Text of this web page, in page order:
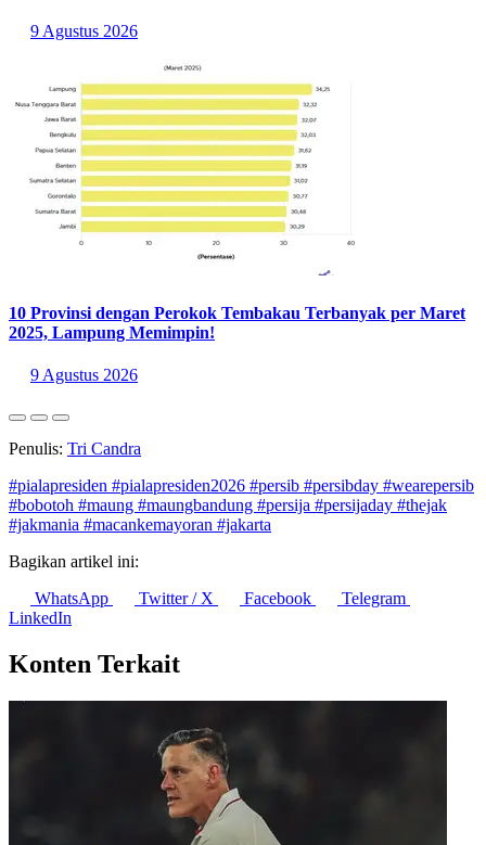
9 Agustus 2026
10 Provinsi dengan Perokok Tembakau Terbanyak per Maret
2025, Lampung Memimpin!
9 Agustus 2026
Penulis: Tri Candra
#pialapresiden #pialapresiden2026 #persib #persibday #wearepersib
#bobotoh #maung #maungbandung #persija #persijaday #thejak
#jakmania #macankemayoran #jakarta
Bagikan artikel ini:
WhatsApp
Twitter / X Facebook
Telegram
LinkedIn
Konten Terkait